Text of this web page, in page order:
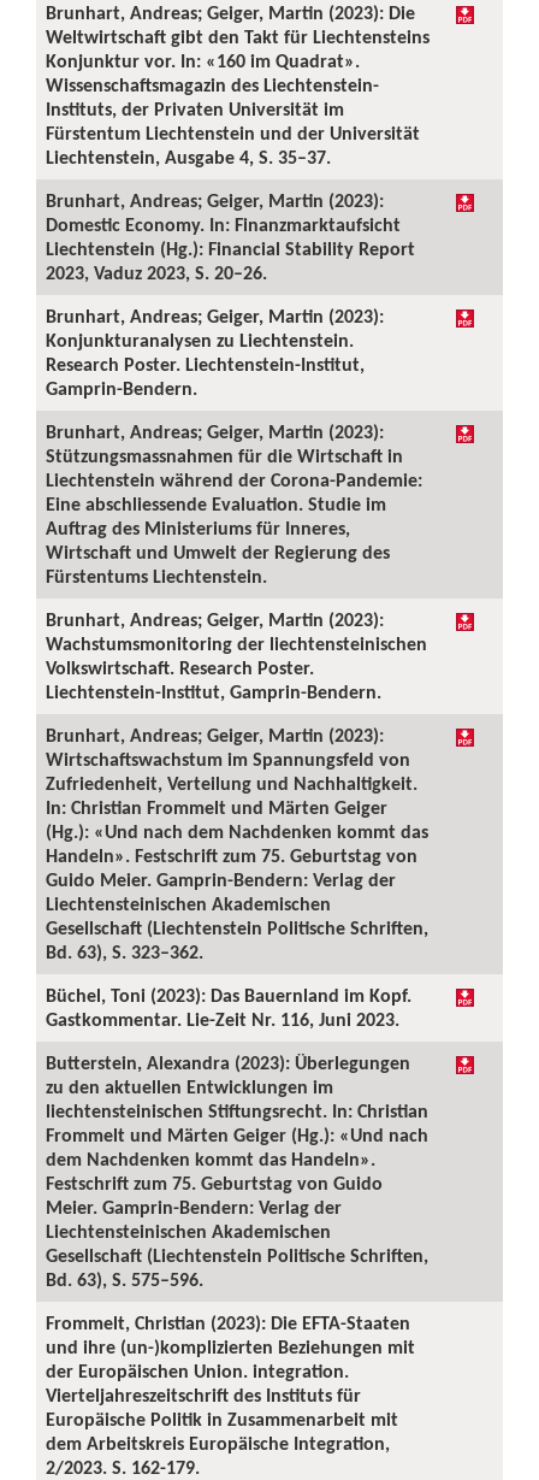
Brunhart, Andreas; Geiger, Martin (2023): Die
Weltwirtschaft gibt den Takt für Liechtensteins
Konjunktur vor. In: «160 im Quadrat».
Wissenschaftsmagazin des Liechtenstein-
Instituts, der Privaten Universität im
Fürstentum Liechtenstein und der Universität
Liechtenstein, Ausgabe 4, S. 35–37.
Brunhart, Andreas; Geiger, Martin (2023):
Domestic Economy. In: Finanzmarktaufsicht
Liechtenstein (Hg.): Financial Stability Report
2023, Vaduz 2023, S. 20–26.
Brunhart, Andreas; Geiger, Martin (2023):
Konjunkturanalysen zu Liechtenstein.
Research Poster. Liechtenstein-Institut,
Gamprin-Bendern.
Brunhart, Andreas; Geiger, Martin (2023):
Stützungsmassnahmen für die Wirtschaft in
Liechtenstein während der Corona-Pandemie:
Eine abschliessende Evaluation. Studie im
Auftrag des Ministeriums für Inneres,
Wirtschaft und Umwelt der Regierung des
Fürstentums Liechtenstein.
Brunhart, Andreas; Geiger, Martin (2023):
Wachstumsmonitoring der liechtensteinischen
Volkswirtschaft. Research Poster.
Liechtenstein-Institut, Gamprin-Bendern.
Brunhart, Andreas; Geiger, Martin (2023):
Wirtschaftswachstum im Spannungsfeld von
Zufriedenheit, Verteilung und Nachhaltigkeit.
In: Christian Frommelt und Märten Geiger
(Hg.): «Und nach dem Nachdenken kommt das
Handeln». Festschrift zum 75. Geburtstag von
Guido Meier. Gamprin-Bendern: Verlag der
Liechtensteinischen Akademischen
Gesellschaft (Liechtenstein Politische Schriften,
Bd. 63), S. 323–362.
Büchel, Toni (2023): Das Bauernland im Kopf.
Gastkommentar. Lie-Zeit Nr. 116, Juni 2023.
Butterstein, Alexandra (2023): Überlegungen
zu den aktuellen Entwicklungen im
liechtensteinischen Stiftungsrecht. In: Christian
Frommelt und Märten Geiger (Hg.): «Und nach
dem Nachdenken kommt das Handeln».
Festschrift zum 75. Geburtstag von Guido
Meier. Gamprin-Bendern: Verlag der
Liechtensteinischen Akademischen
Gesellschaft (Liechtenstein Politische Schriften,
Bd. 63), S. 575–596.
Frommelt, Christian (2023): Die EFTA-Staaten
und ihre (un-)komplizierten Beziehungen mit
der Europäischen Union. integration.
Vierteljahreszeitschrift des Instituts für
Europäische Politik in Zusammenarbeit mit
dem Arbeitskreis Europäische Integration,
2/2023. S. 162-179.